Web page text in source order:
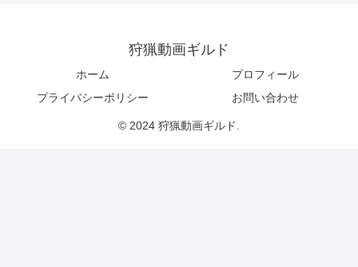
狩猟動画ギルド
ホーム
プロフィール
プライバシーポリシー
お問い合わせ
© 2024 狩猟動画ギルド.